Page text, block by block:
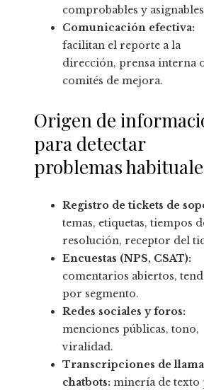
comprobables y
Comunicación efectiva:
facilitan el reporte a la
dirección, prensa interna
comités de mejora.
Origen de
para detectar
problemas
Registro de tickets de
temas, etiquetas, tiempos
resolución, receptor del
Encuestas (NPS, CSAT):
comentarios abiertos,
por segmento.
Redes sociales y foros:
menciones públicas, tono,
viralidad.
Transcripciones de
chatbots: minería de texto